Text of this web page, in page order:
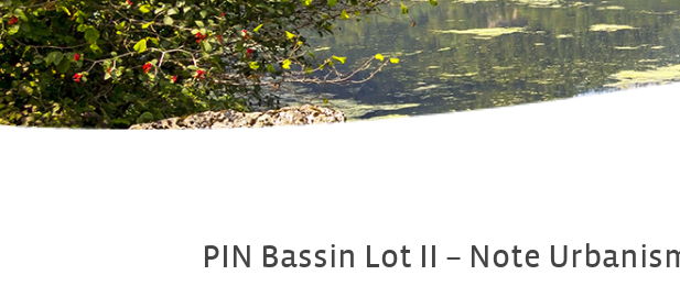
PIN Bassin Lot II – Note